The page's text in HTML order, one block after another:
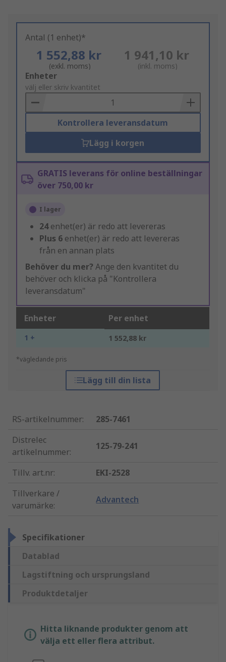
Antal (1 enhet)*
1 552,88 kr
(exkl. moms)
1 941,10 kr
(inkl. moms)
Add
to
Basket
Enheter
välj eller skriv kvantitet
Kontrollera leveransdatum
Lägg i korgen
GRATIS leverans för online beställningar
över 750,00 kr
I lager
24enhet(er) är redo att levereras
Plus 6 enhet(er) är redo att levereras
från en annan plats
Behöver du mer? Ange den kvantitet du
behöver och klicka på "Kontrollera
leveransdatum"
Enheter Per enhet
1 + 1 552,88 kr
*vägledande pris
Lägg till din lista
RS-artikelnummer:
285-7461
Distrelec
artikelnummer:
125-79-241
Tillv. art.nr:
EKI-2528
Tillverkare /
varumärke:
Advantech
Specifikationer
Datablad
Lagstiftning och ursprungsland
Produktdetaljer
Hitta liknande produkter genom att
välja ett eller flera attribut.